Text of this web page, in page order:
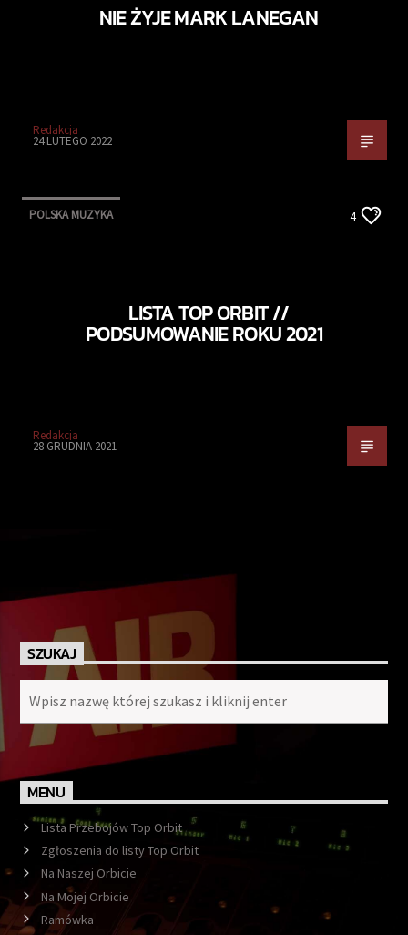
NIE ŻYJE MARK LANEGAN
Redakcja
24 LUTEGO 2022
POLSKA MUZYKA 4
LISTA TOP ORBIT //
PODSUMOWANIE ROKU 2021
Redakcja
28 GRUDNIA 2021
SZUKAJ
MENU
Lista Przebojów Top Orbit
Zgłoszenia do listy Top Orbit
Na Naszej Orbicie
Na Mojej Orbicie
Ramówka